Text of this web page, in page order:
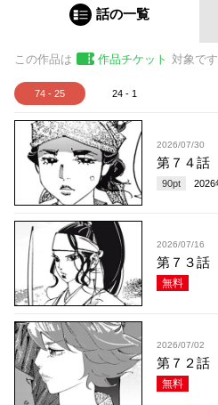
話の一覧
この作品は 作品チケット 対象で
74 - 25 24 - 1
2026/07/30
第７４
90pt 2026
2026/07/16
第７３話
無料
2026/07/02
第７２
無料